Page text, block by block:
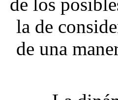
la de
de una